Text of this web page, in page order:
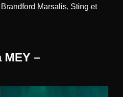
Marsalis, Sting et